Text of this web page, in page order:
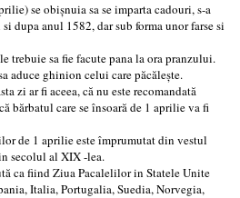
se obișnuia sa se imparta cadouri, s-a
dupa anul 1582, dar sub forma unor farse si
trebuie sa fie facute pana la ora pranzului.
aduce ghinion celui care păcălește.
zi ar fi aceea, că nu este recomandată
bărbatul care se însoară de 1 aprilie va fi
de 1 aprilie este împrumutat din vestul
secolul al XIX -lea.
ca fiind Ziua Pacalelilor in Statele Unite
Italia, Portugalia, Suedia, Norvegia,